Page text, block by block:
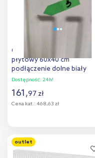
Outlet - Purmo Flex grzejnik
płytowy 60x40 cm
podłączenie dolne biały
CVF11 600x400
Dostępność: 24h!
161,97 zł
Cena kat.: 468,63 zł
Dodaj do
outlet